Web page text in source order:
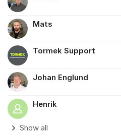
Mats
Tormek Support
Johan Englund
Henrik
Show all